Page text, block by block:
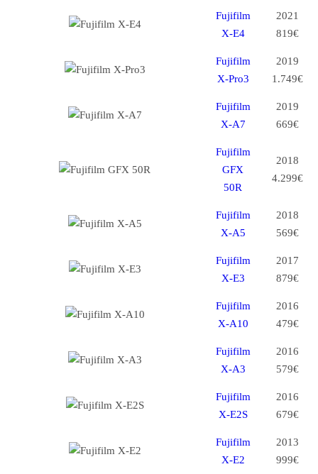
Fujifilm
X-E4
2021
819€
Fujifilm
X-Pro3
2019
1.749€
Fujifilm
X-A7
2019
669€
Fujifilm
GFX
50R
2018
4.299€
Fujifilm
X-A5
2018
569€
Fujifilm
X-E3
2017
879€
Fujifilm
X-A10
2016
479€
Fujifilm
X-A3
2016
579€
Fujifilm
X-E2S
2016
679€
Fujifilm
X-E2
2013
999€